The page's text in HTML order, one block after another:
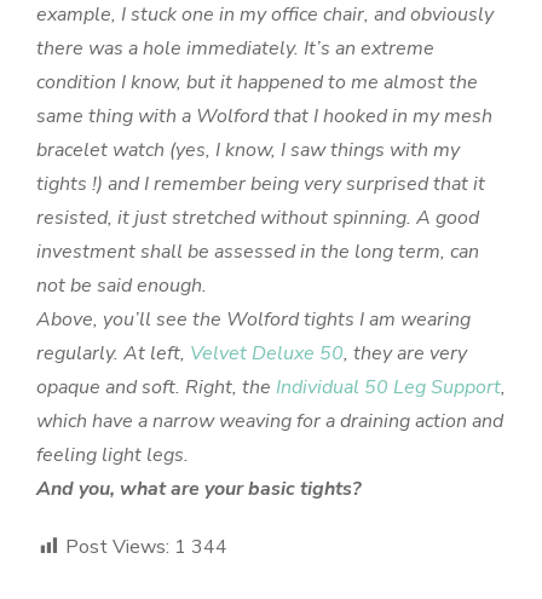
example, I stuck one in my office chair, and obviously
there was a hole immediately. It’s an extreme
condition I know, but it happened to me almost the
same thing with a Wolford that I hooked in my mesh
bracelet watch (yes, I know, I saw things with my
tights !) and I remember being very surprised that it
resisted, it just stretched without spinning. A good
investment shall be assessed in the long term, can
not be said enough.
Above, you’ll see the Wolford tights I am wearing
regularly. At left, Velvet Deluxe 50, they are very
opaque and soft. Right, the Individual 50 Leg Support,
which have a narrow weaving for a draining action and
feeling light legs.
And you, what are your basic tights?
Post Views: 1 344